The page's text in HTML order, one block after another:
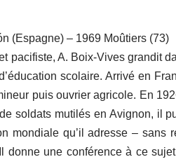
(Espagne) – 1969 Moûtiers (73)
pacifiste, A. Boix-Vives grandit
scolaire. Arrivé en
puis ouvrier agricole. En
soldats mutilés en Avignon, il
mondiale qu’il adresse –
donne une conférence à ce